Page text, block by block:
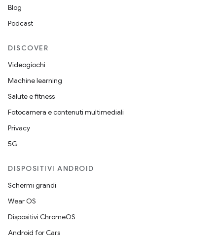
Blog
Podcast
DISCOVER
Videogiochi
Machine learning
Salute e fitness
Fotocamera e contenuti multimediali
Privacy
5G
DISPOSITIVI ANDROID
Schermi grandi
Wear OS
Dispositivi ChromeOS
Android for Cars